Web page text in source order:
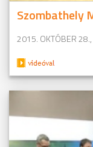
Szombathely
2015. OKTÓBER